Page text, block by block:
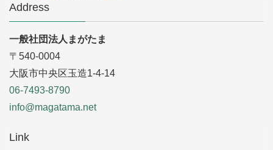
Address
一般社団法人まがたま
〒540-0004
大阪市中央区玉造1-4-14
06-7493-8790
info@magatama.net
Link